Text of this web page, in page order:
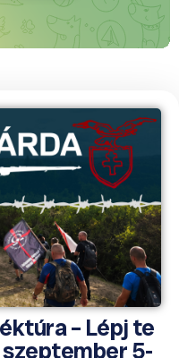
– Lépj te
szeptember 5-